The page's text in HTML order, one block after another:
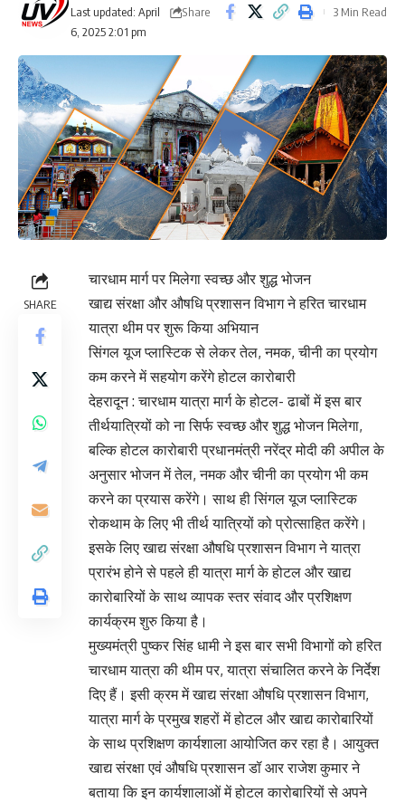
Last updated: April
6, 2025 2:01 pm
Share
3 Min Read
SHARE
चारधाम मार्ग पर मिलेगा स्वच्छ और शुद्ध भोजन
खाद्य संरक्षा और औषधि प्रशासन विभाग ने हरित चारधाम
यात्रा थीम पर शुरू किया अभियान
सिंगल यूज प्लास्टिक से लेकर तेल, नमक, चीनी का प्रयोग
कम करने में सहयोग करेंगे होटल कारोबारी
देहरादून : चारधाम यात्रा मार्ग के होटल- ढाबों में इस बार
तीर्थयात्रियों को ना सिर्फ स्वच्छ और शुद्ध भोजन मिलेगा,
बल्कि होटल कारोबारी प्रधानमंत्री नरेंद्र मोदी की अपील के
अनुसार भोजन में तेल, नमक और चीनी का प्रयोग भी कम
करने का प्रयास करेंगे। साथ ही सिंगल यूज प्लास्टिक
रोकथाम के लिए भी तीर्थ यात्रियों को प्रोत्साहित करेंगे।
इसके लिए खाद्य संरक्षा औषधि प्रशासन विभाग ने यात्रा
प्रारंभ होने से पहले ही यात्रा मार्ग के होटल और खाद्य
कारोबारियों के साथ व्यापक स्तर संवाद और प्रशिक्षण
कार्यक्रम शुरु किया है।
मुख्यमंत्री पुष्कर सिंह धामी ने इस बार सभी विभागों को हरित
चारधाम यात्रा की थीम पर, यात्रा संचालित करने के निर्देश
दिए हैं। इसी क्रम में खाद्य संरक्षा औषधि प्रशासन विभाग,
यात्रा मार्ग के प्रमुख शहरों में होटल और खाद्य कारोबारियों
के साथ प्रशिक्षण कार्यशाला आयोजित कर रहा है। आयुक्त
खाद्य संरक्षा एवं औषधि प्रशासन डॉ आर राजेश कुमार ने
बताया कि इन कार्यशालाओं में होटल कारोबारियों से अपने